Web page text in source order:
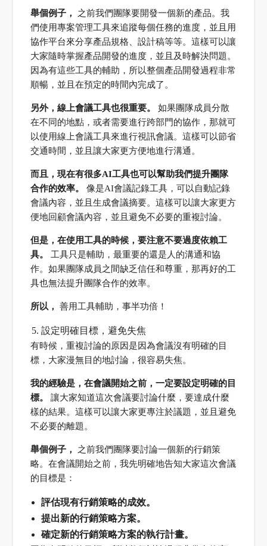
舉個例子，
之前我們團隊要開發一個新的產品。我
們使用專案管理工具來追蹤每個任務的進度，並且用
協作平台來分享產品規格、設計稿等等。這樣可以讓
大家隨時掌握產品開發的進度，並且及時解決問題。
因為有這些工具的輔助，所以整個產品開發過程非常
順暢，並且在預定的時間內完成了。
另外，線上會議工具也很重要。
如果團隊成員分散
在不同的地點，或者需要進行跨部門的協作，那就可
以使用線上會議工具來進行視訊會議。這樣可以節省
交通時間，並且讓大家更方便地進行溝通。
而且，現在有很多AI工具也可以幫助我們提升團隊
合作的效率。
像是AI會議記錄工具，可以自動記錄
會議內容，並且生成會議摘要。這樣可以讓大家更方
便地回顧會議內容，並且避免不必要的重複討論。
但是，在使用工具的時候，要注意不要過度依賴工
具。
工具只是輔助，最重要的還是人的溝通和協
作。如果團隊成員之間缺乏信任和尊重，那再好的工
具也無法提升團隊合作的效率。
所以， 善用工具輔助，事半功倍！
設定明確目標，避免失焦
有時候，重複討論的原因是因為會議沒有明確的目
標，大家漫無目的地討論，很容易失焦。
我的經驗是，在會議開始之前，一定要設定明確的目
標。
讓大家知道這次會議要討論什麼，要達成什麼
樣的結果。這樣可以讓大家更專注於議題，並且避免
不必要的離題。
舉個例子，
之前我們團隊要討論一個新的行銷策
略。在會議開始之前，我先明確地告知大家這次會議
的目標是：
評估現有行銷策略的成效。
提出新的行銷策略方案。
確定新的行銷策略方案的執行計畫。